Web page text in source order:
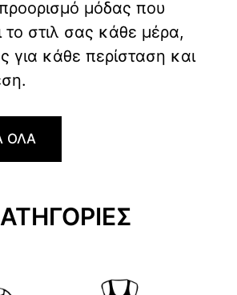
μόδας που
στιλ σας κάθε μέρα,
για κάθε περίσταση και
ΟΛΑ